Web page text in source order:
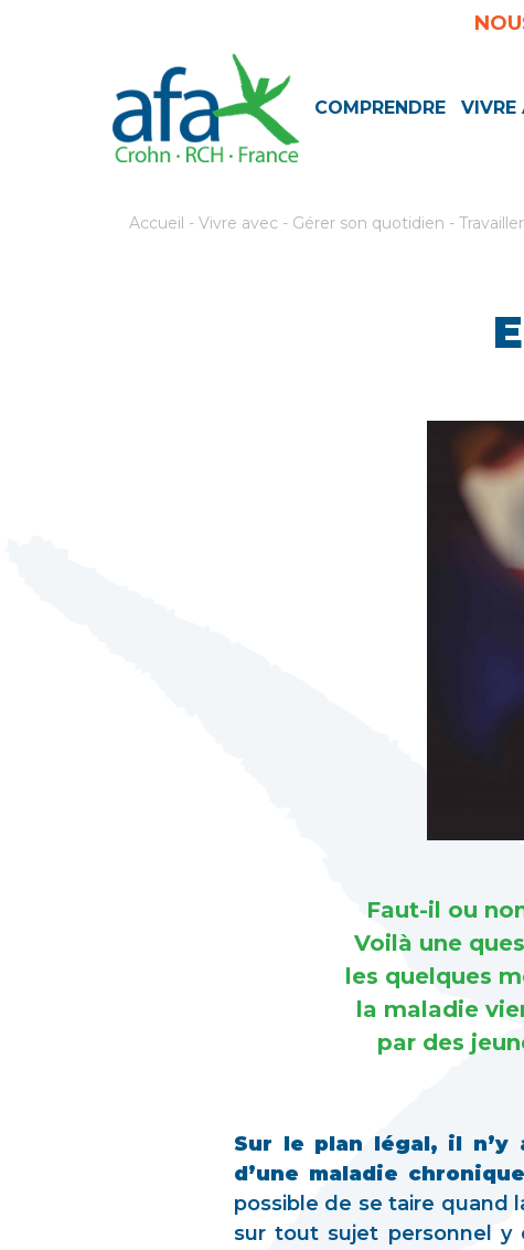
COMPRENDRE VIVRE
Accueil - Vivre avec - Gérer son quotidien -
Faut-il ou
Voilà une
les quelques
la maladie
par des
Sur le plan légal, il n’y
d’une maladie chronique
possible de se taire quand
sur tout sujet personnel y